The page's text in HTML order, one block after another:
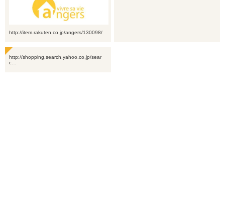
http://item.rakuten.co.jp/angers/130098/
http://shopping.search.yahoo.co.jp/sear
c…